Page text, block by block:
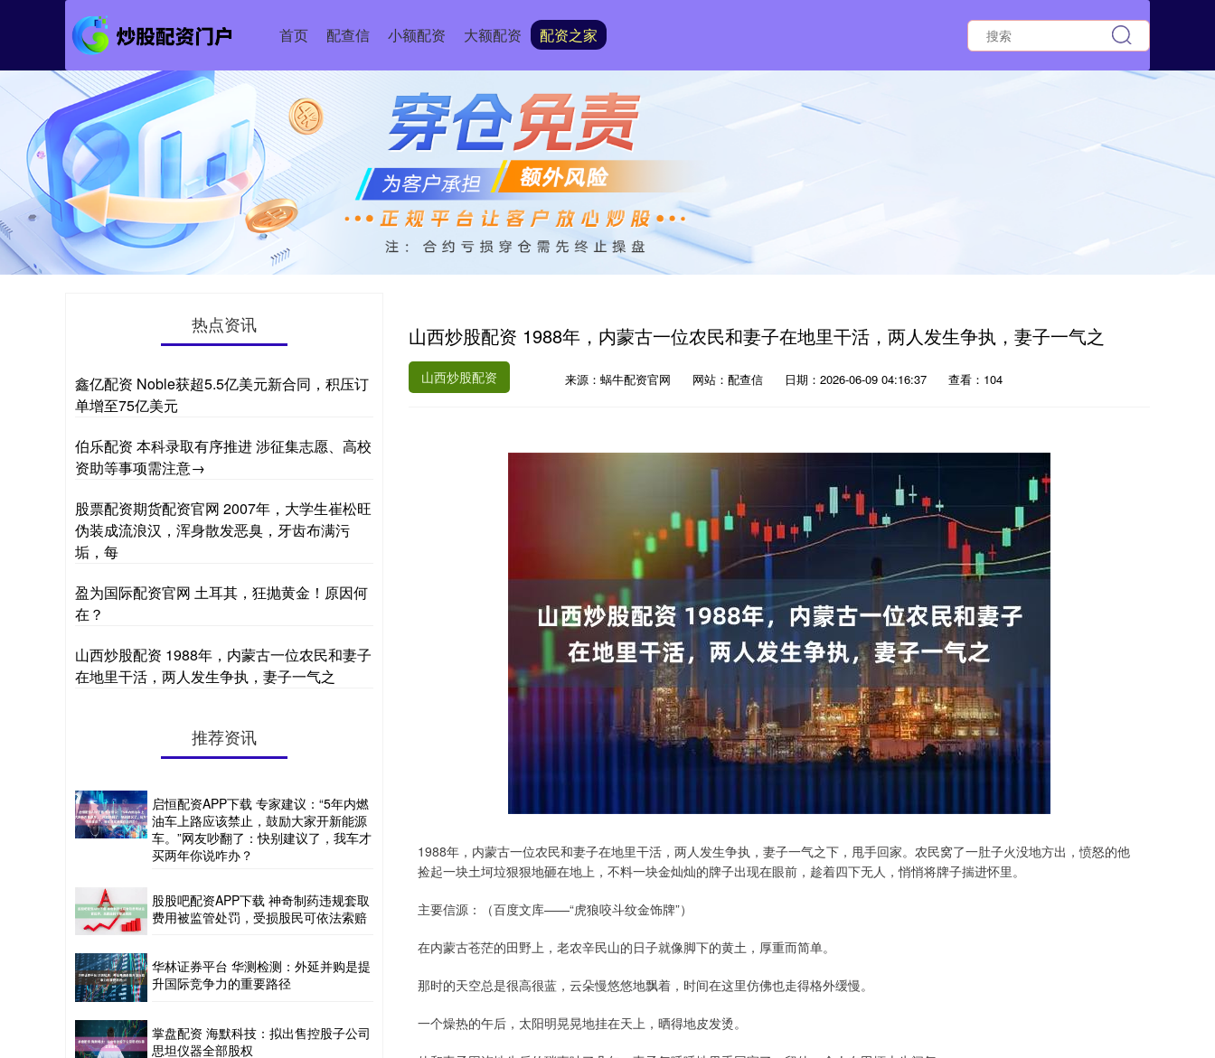
首页 配查信 小额配资 大额配资 配资之家
山西炒股配资 1988年，内蒙古一位农民和妻子在地里干活，两人发生争执，妻子一气之
山西炒股配资 来源：蜗牛配资官网 网站：配查信 日期：2026-06-09 04:16:37 查看：104
1988年，内蒙古一位农民和妻子在地里干活，两人发生争执，妻子一气之下，甩手回家。农民窝了一肚子火没地方出，愤怒的他
捡起一块土坷垃狠狠地砸在地上，不料一块金灿灿的牌子出现在眼前，趁着四下无人，悄悄将牌子揣进怀里。
主要信源：（百度文库——“虎狼咬斗纹金饰牌”）
在内蒙古苍茫的田野上，老农辛民山的日子就像脚下的黄土，厚重而简单。
那时的天空总是很高很蓝，云朵慢悠悠地飘着，时间在这里仿佛也走得格外缓慢。
一个燥热的午后，太阳明晃晃地挂在天上，晒得地皮发烫。
热点资讯
鑫亿配资 Noble获超5.5亿美元新合同，积压订
单增至75亿美元
伯乐配资 本科录取有序推进 涉征集志愿、高校
资助等事项需注意→
股票配资期货配资官网 2007年，大学生崔松旺
伪装成流浪汉，浑身散发恶臭，牙齿布满污
垢，每
盈为国际配资官网 土耳其，狂抛黄金！原因何
在？
山西炒股配资 1988年，内蒙古一位农民和妻子
在地里干活，两人发生争执，妻子一气之
推荐资讯
启恒配资APP下载 专家建议：“5年内燃
油车上路应该禁止，鼓励大家开新能源
车。”网友吵翻了：快别建议了，我车才
买两年你说咋办？
股股吧配资APP下载 神奇制药违规套取
费用被监管处罚，受损股民可依法索赔
华林证券平台 华测检测：外延并购是提
升国际竞争力的重要路径
掌盘配资 海默科技：拟出售控股子公司
思坦仪器全部股权